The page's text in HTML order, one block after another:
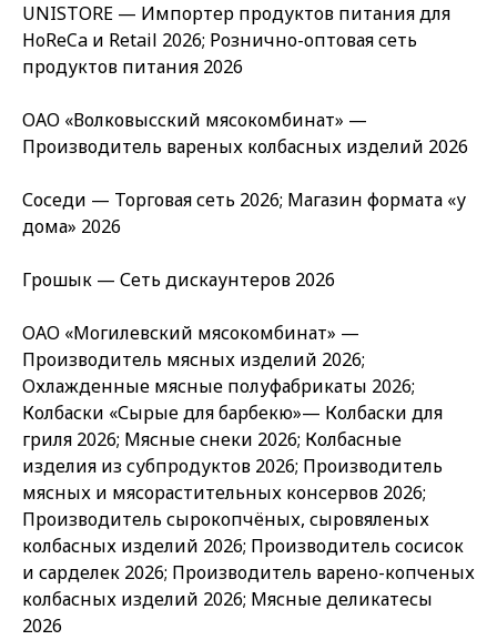
UNISTORE — Импортер продуктов питания для
HoReCa и Retail 2026; Рознично-оптовая сеть
продуктов питания 2026
ОАО «Волковысский мясокомбинат» —
Производитель вареных колбасных изделий 2026
Соседи — Торговая сеть 2026; Магазин формата «у
дома» 2026
Грошык — Сеть дискаунтеров 2026
ОАО «Могилевский мясокомбинат» —
Производитель мясных изделий 2026;
Охлажденные мясные полуфабрикаты 2026;
Колбаски «Сырые для барбекю»— Колбаски для
гриля 2026; Мясные снеки 2026; Колбасные
изделия из субпродуктов 2026; Производитель
мясных и мясорастительных консервов 2026;
Производитель сырокопчёных, сыровяленых
колбасных изделий 2026; Производитель сосисок
и сарделек 2026; Производитель варено-копченых
колбасных изделий 2026; Мясные деликатесы
2026